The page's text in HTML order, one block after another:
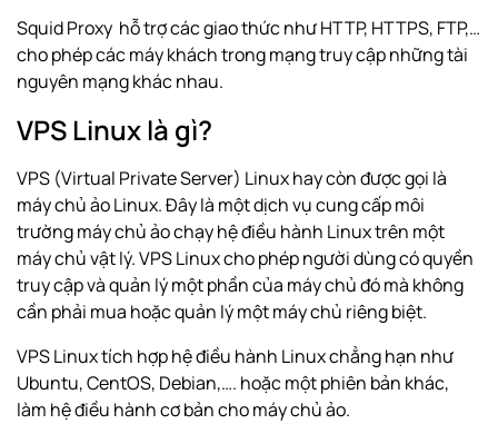
Squid Proxy hỗ trợ các giao thức như HTTP, HTTPS, FTP,…
cho phép các máy khách trong mạng truy cập những tài
nguyên mạng khác nhau.
VPS Linux là gì?
VPS (Virtual Private Server) Linux hay còn được gọi là
máy chủ ảoLinux. Đây là một dịch vụ cung cấp môi
trường máy chủ ảo chạy hệ điều hành Linux trên một
máy chủ vật lý. VPS Linux cho phép người dùng có quyền
truy cập và quản lý một phần của máy chủ đó mà không
cần phải mua hoặc quản lý một máy chủ riêng biệt.
VPS Linux tích hợp hệ điều hành Linux chẳng hạn như
Ubuntu, CentOS, Debian,…. hoặc một phiên bản khác,
làm hệ điều hành cơ bản cho máy chủ ảo.